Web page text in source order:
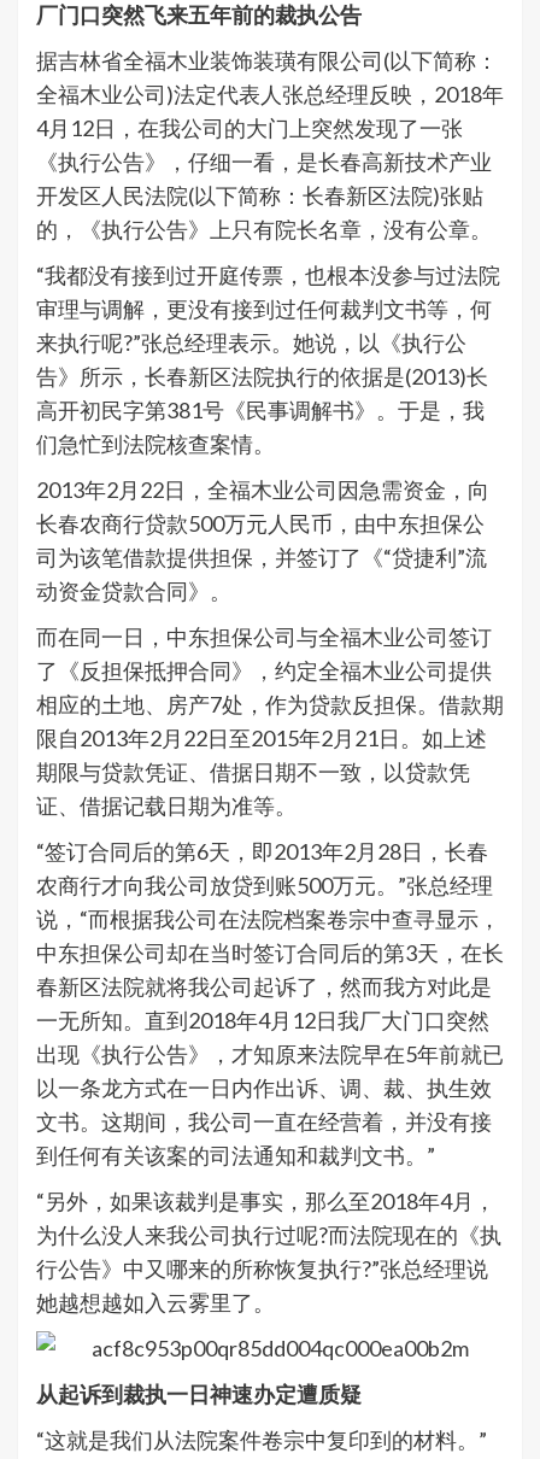
厂门口突然飞来五年前的裁执公告
据吉林省全福木业装饰装璜有限公司(以下简称：
全福木业公司)法定代表人张总经理反映，2018年
4月12日，在我公司的大门上突然发现了一张
《执行公告》，仔细一看，是长春高新技术产业
开发区人民法院(以下简称：长春新区法院)张贴
的，《执行公告》上只有院长名章，没有公章。
“我都没有接到过开庭传票，也根本没参与过法院
审理与调解，更没有接到过任何裁判文书等，何
来执行呢?”张总经理表示。她说，以《执行公
告》所示，长春新区法院执行的依据是(2013)长
高开初民字第381号《民事调解书》。于是，我
们急忙到法院核查案情。
2013年2月22日，全福木业公司因急需资金，向
长春农商行贷款500万元人民币，由中东担保公
司为该笔借款提供担保，并签订了《“贷捷利”流
动资金贷款合同》。
而在同一日，中东担保公司与全福木业公司签订
了《反担保抵押合同》，约定全福木业公司提供
相应的土地、房产7处，作为贷款反担保。借款期
限自2013年2月22日至2015年2月21日。如上述
期限与贷款凭证、借据日期不一致，以贷款凭
证、借据记载日期为准等。
“签订合同后的第6天，即2013年2月28日，长春
农商行才向我公司放贷到账500万元。”张总经理
说，“而根据我公司在法院档案卷宗中查寻显示，
中东担保公司却在当时签订合同后的第3天，在长
春新区法院就将我公司起诉了，然而我方对此是
一无所知。直到2018年4月12日我厂大门口突然
出现《执行公告》，才知原来法院早在5年前就已
以一条龙方式在一日内作出诉、调、裁、执生效
文书。这期间，我公司一直在经营着，并没有接
到任何有关该案的司法通知和裁判文书。”
“另外，如果该裁判是事实，那么至2018年4月，
为什么没人来我公司执行过呢?而法院现在的《执
行公告》中又哪来的所称恢复执行?”张总经理说
她越想越如入云雾里了。
从起诉到裁执一日神速办定遭质疑
“这就是我们从法院案件卷宗中复印到的材料。”